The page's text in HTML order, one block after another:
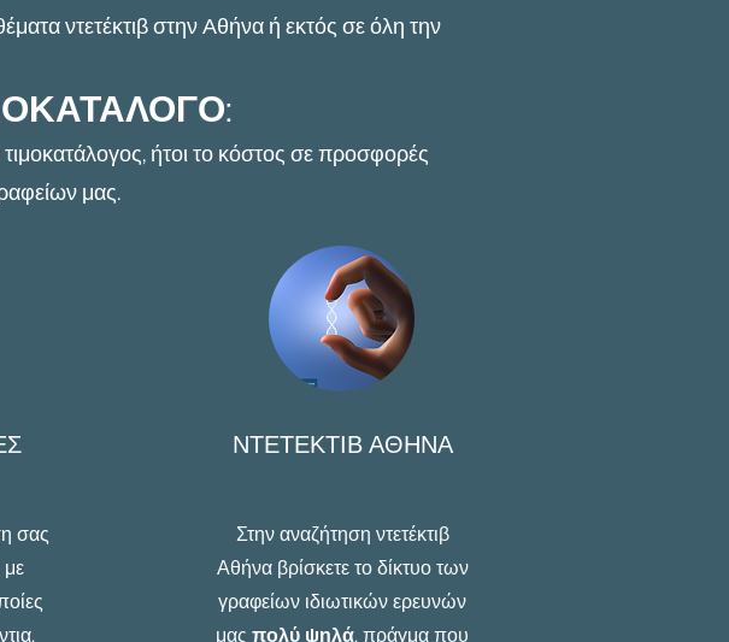
ντετέκτιβ στην Αθήνα ή εκτός σε όλη την
:
ήτοι το κόστος σε προσφορές
μας.
σας
με
ΝΤΕΤΕΚΤΙΒ ΑΘΗΝΑ
Στην αναζήτηση ντετέκτιβ
Αθήνα βρίσκετε το δίκτυο των
γραφείων ιδιωτικών ερευνών
μας πολύ ψηλά, πράγμα που